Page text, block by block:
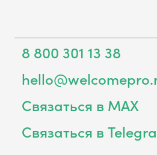
8 800 301 13 38
Связаться в MAX
Связаться в